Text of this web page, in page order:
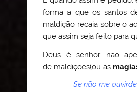
forma a que os santos
maldição recaia sobre o
que assim seja feito para
Deus é senhor não
de maldições(ou as
Se não me